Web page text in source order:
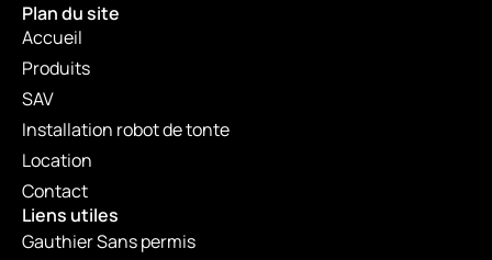
Plan du site
Accueil
Produits
SAV
Installation robot de tonte
Location
Contact
Liens utiles
Gauthier Sans permis